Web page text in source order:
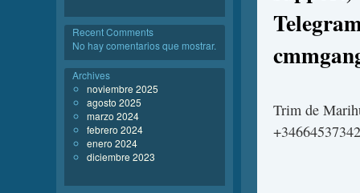
Trim de
+34664537342
Recent Comments
No hay comentarios que mostrar.
Archives
noviembre 2025
agosto 2025
marzo 2024
febrero 2024
enero 2024
diciembre 2023